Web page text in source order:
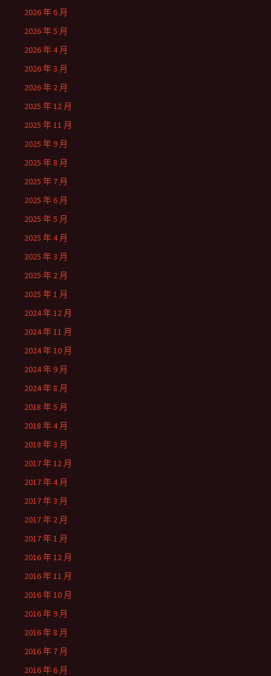
2026 年 6 月
2026 年 5 月
2026 年 4 月
2026 年 3 月
2026 年 2 月
2025 年 12 月
2025 年 11 月
2025 年 9 月
2025 年 8 月
2025 年 7 月
2025 年 6 月
2025 年 5 月
2025 年 4 月
2025 年 3 月
2025 年 2 月
2025 年 1 月
2024 年 12 月
2024 年 11 月
2024 年 10 月
2024 年 9 月
2024 年 8 月
2018 年 5 月
2018 年 4 月
2018 年 3 月
2017 年 12 月
2017 年 4 月
2017 年 3 月
2017 年 2 月
2017 年 1 月
2016 年 12 月
2016 年 11 月
2016 年 10 月
2016 年 9 月
2016 年 8 月
2016 年 7 月
2016 年 6 月